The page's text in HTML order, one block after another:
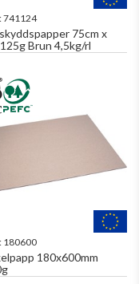
741124
75cm x
Brun 4,5kg/rl
180600
180x600mm